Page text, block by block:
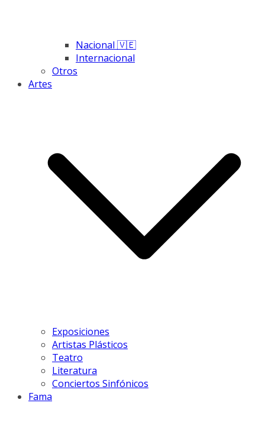
Nacional 🇻🇪
Internacional
Otros
Artes
Exposiciones
Artistas Plásticos
Teatro
Literatura
Conciertos Sinfónicos
Fama